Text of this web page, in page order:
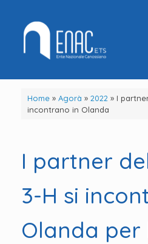
contenuto
Home» Agorà » 2022 » I
incontrano in Olanda
I partner
3-H si
Olanda per